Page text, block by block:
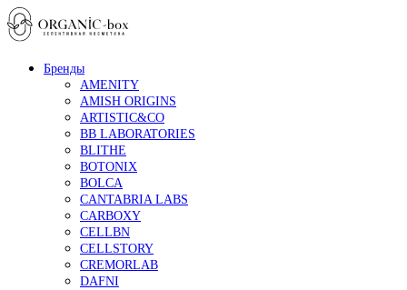
Бренды
AMENITY
AMISH ORIGINS
ARTISTIC&CO
BB LABORATORIES
BLITHE
BOTONIX
BOLCA
CANTABRIA LABS
CARBOXY
CELLBN
CELLSTORY
CREMORLAB
DAFNI